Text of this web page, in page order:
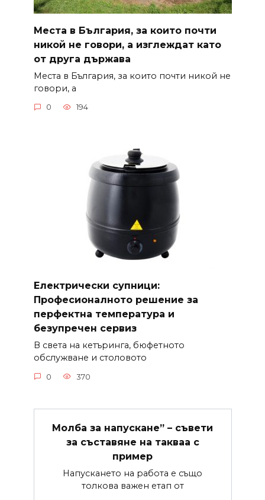
Места в България, за които почти
никой не говори, а изглеждат като
от друга държава
Места в България, за които почти никой не
говори, а
0 194
Електрически супници:
Професионалното решение за
перфектна температура и
безупречен сервиз
В света на кетъринга, бюфетното
обслужване и столовото
0 370
Молба за напускане” – съвети
за съставяне на такваа с
пример
Напускането на работа е също
толкова важен етап от